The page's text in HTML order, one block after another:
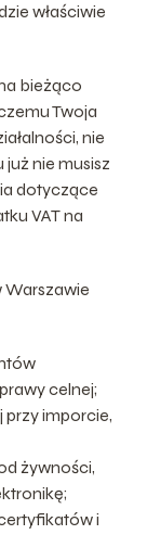
właściwie
bieżąco
Twoja
nie
nie musisz
dotyczące
VAT na
Warszawie
celnej;
imporcie,
żywności,
i